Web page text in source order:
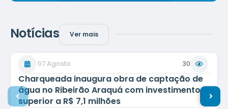
Notícias Ver mais
Charqueada inaugura obra de captação de
água no Ribeirão Araquá com investimento
superior a R$ 7,1 milhões
07 Agosto 30